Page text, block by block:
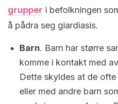
grupper i befolkningen
å pådra seg giardiasis.
Barn. Barn har større
komme i kontakt med
Dette skyldes at de
eller med andre barn